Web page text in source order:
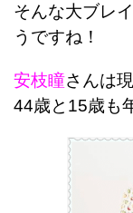
そんな大ブレ
うですね！
安枝瞳さんは
44歳と15歳も